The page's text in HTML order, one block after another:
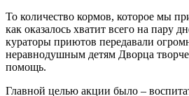
То количество кормов, которое мы
как оказалось хватит всего на пару
кураторы приютов передавали
неравнодушным детям Дворца
помощь.
Главной целью акции было –